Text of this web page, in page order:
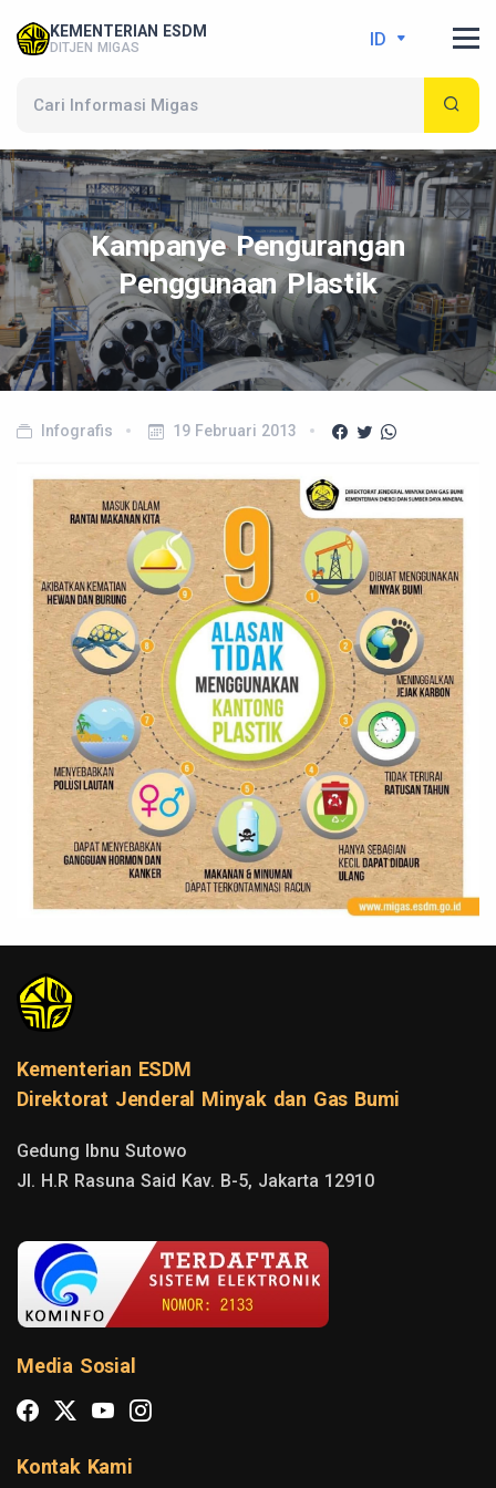
KEMENTERIAN ESDM
DITJEN MIGAS ID
Kampanye Pengurangan
Penggunaan Plastik
Infografis 19 Februari 2013
Kementerian ESDM
Direktorat Jenderal Minyak dan Gas Bumi
Gedung Ibnu Sutowo
Jl. H.R Rasuna Said Kav. B-5, Jakarta 12910
Media Sosial
Kontak Kami